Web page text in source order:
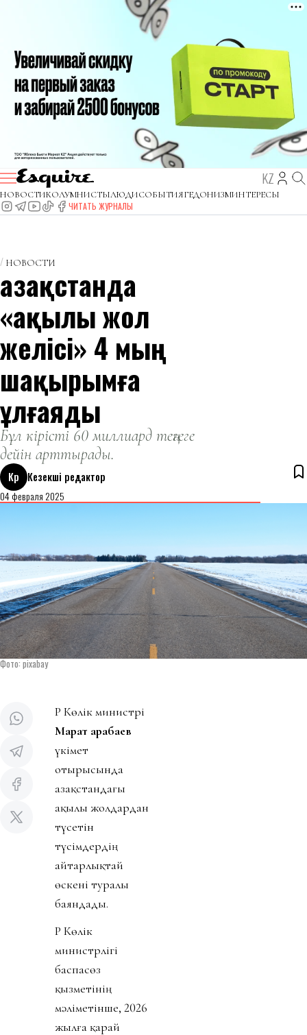
KZ
НОВОСТИКОЛУМНИСТЫЛЮДИСОБЫТИЯГЕДОНИЗМИНТЕРЕСЫ
ЧИТАТЬ ЖУРНАЛЫ
НОВОСТИ
Қазақстанда
«ақылы жол
желісі» 4 мың
шақырымға
ұлғаяды
Бұл кірісті 60 миллиард теңгеге
дейін арттырады.
Кр
Кезекші редактор
04 февраля 2025
Фото: pixabay
ҚР Көлік министрі
Марат Қарабаев
үкімет
отырысында
Қазақстандағы
ақылы жолдардан
түсетін
түсімдердің
айтарлықтай
өскені туралы
баяндады.
ҚР Көлік
министрлігі
баспасөз
қызметінің
мәліметінше, 2026
жылға қарай